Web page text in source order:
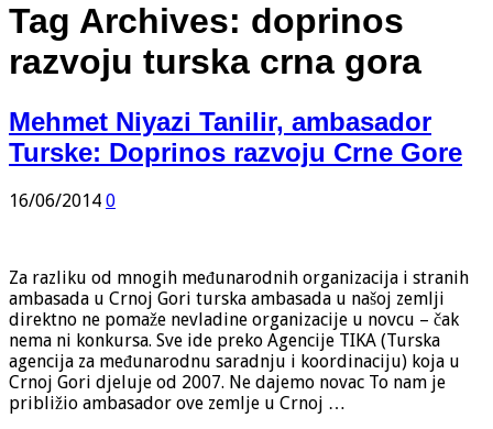
Tag Archives: doprinos
razvoju turska crna gora
Mehmet Niyazi Tanilir, ambasador
Turske: Doprinos razvoju Crne Gore
16/06/2014 0
Za razliku od mnogih međunarodnih organizacija i stranih
ambasada u Crnoj Gori turska ambasada u našoj zemlji
direktno ne pomaže nevladine organizacije u novcu – čak
nema ni konkursa. Sve ide preko Agencije TIKA (Turska
agencija za međunarodnu saradnju i koordinaciju) koja u
Crnoj Gori djeluje od 2007. Ne dajemo novac To nam je
približio ambasador ove zemlje u Crnoj …